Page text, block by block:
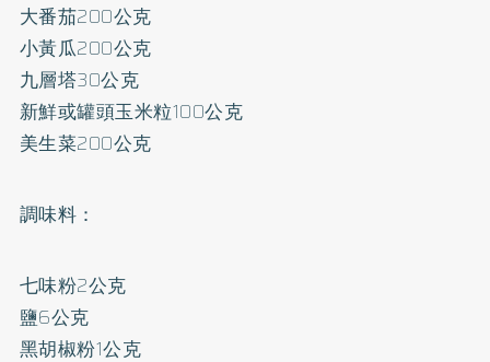
大番茄200公克
小黃瓜200公克
九層塔30公克
新鮮或罐頭玉米粒100公克
美生菜200公克
調味料：
七味粉2公克
鹽6公克
黑胡椒粉1公克